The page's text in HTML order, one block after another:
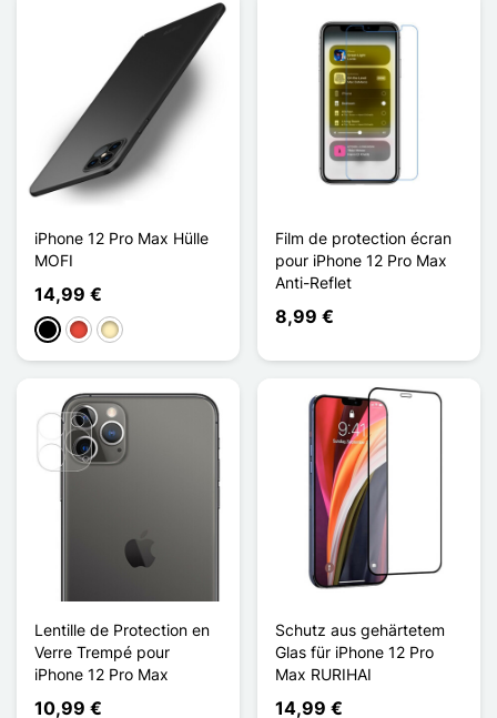
iPhone 12 Pro Max Hülle
MOFI
14,99 €
Schwarz
Rot Golden
Film de protection écran
pour iPhone 12 Pro Max
Anti-Reflet
8,99 €
Lentille de Protection en
Verre Trempé pour
iPhone 12 Pro Max
10,99 €
Schutz aus gehärtetem
Glas für iPhone 12 Pro
Max RURIHAI
14,99 €